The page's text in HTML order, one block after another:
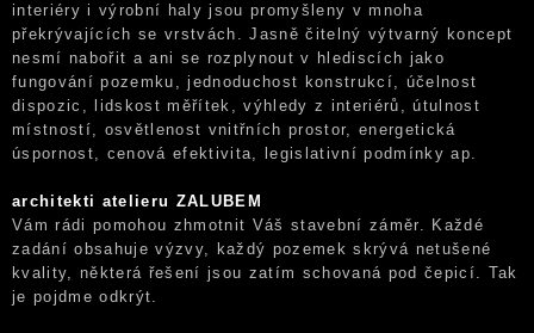
interiéry i výrobní haly jsou promyšleny v mnoha
překrývajících se vrstvách. Jasně čitelný výtvarný koncept
nesmí nabořit a ani se rozplynout v hlediscích jako
fungování pozemku, jednoduchost konstrukcí, účelnost
dispozic, lidskost měřítek, výhledy z interiérů, útulnost
místností, osvětlenost vnitřních prostor, energetická
úspornost, cenová efektivita, legislativní podmínky ap.
architekti atelieru ZALUBEM
Vám rádi pomohou zhmotnit Váš stavební záměr. Každé
zadání obsahuje výzvy, každý pozemek skrývá netušené
kvality, některá řešení jsou zatím schovaná pod čepicí. Tak
je pojdme odkrýt.